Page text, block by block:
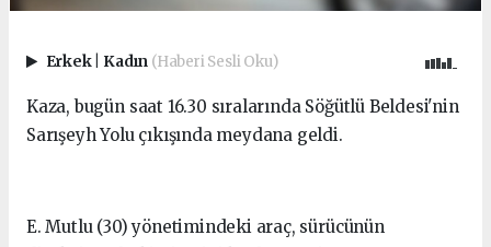
Erkek Kadın (Haberi Sesli Oku)
Kaza, bugün saat 16.30 sıralarında Söğütlü Beldesi'nin
Sarışeyh Yolu çıkışında meydana geldi.
E. Mutlu (30) yönetimindeki araç, sürücünün